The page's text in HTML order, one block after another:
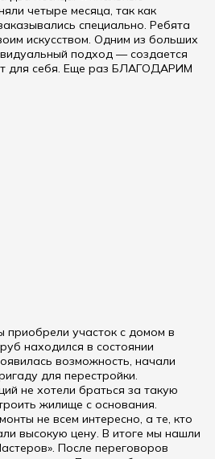
четыре месяца, так как
специально. Ребята
искусством. Одним из больших
подход — создается
для себя. Еще раз БЛАГОДАРИМ
приобрели участок с домом в
находился в состоянии
возможность, начали
для перестройки.
не хотели браться за такую
жилище с основания.
не всем интересно, а те, кто
высокую цену. В итоге мы нашли
После переговоров